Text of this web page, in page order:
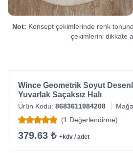
Not: Konsept çekimlerinde renk
çekimlerini dikkate
Wince Geometrik Soyut
Yuvarlak Saçaksız Halı
Ürün Kodu: 8683611984208
(1 Değerlendirme)
379.63 ₺ +kdv / adet